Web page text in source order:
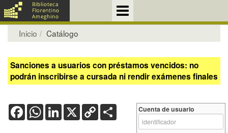
Inicio Catálogo
Sanciones a usuarios con préstamos vencidos: no
podrán inscribirse a cursada ni rendir exámenes finales
FacebookWhatsApp
LinkedIn
X Copy
Link
Cuenta de usuario